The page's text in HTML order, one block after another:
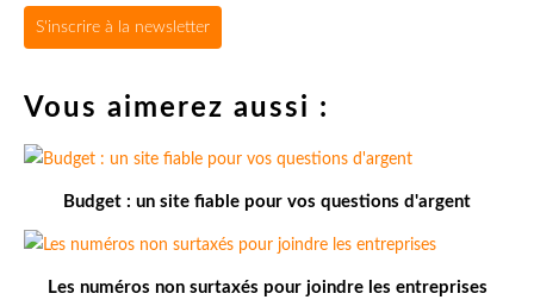
S'inscrire à la newsletter
Vous aimerez aussi :
Budget : un site fiable pour vos questions d'argent
Les numéros non surtaxés pour joindre les entreprises